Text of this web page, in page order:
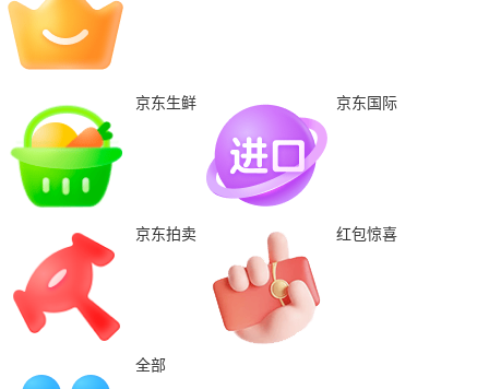
京东生鲜 京东国际
京东拍卖 红包惊喜
全部